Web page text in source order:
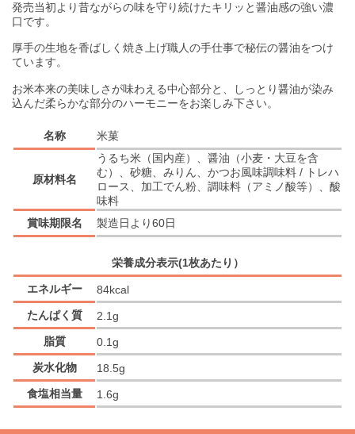
発売当初より昔ながらの味を守り続けたキリッと醤油感の強い濃
口です。
厚手の生地を香ばしく焼き上げ職人の手仕事で秘伝の醤油をつけ
ています。
お米本来の美味しさが味わえる中心部分と、しっとり醤油が染み
込んだ柔らかな部分のハーモニーをお楽しみ下さい。
名称 米菓
原材料名
うるち米（国内産）、醤油（小麦・大豆を含
む）、砂糖、みりん、かつお風味調味料 / トレハ
ロース、加工でん粉、調味料（アミノ酸等）、酸
味料
賞味期限名
製造日より60日
栄養成分表示(1枚あたり）
エネルギー
84kcal
たんぱく質
2.1g
脂質
0.1g
炭水化物
18.5g
食塩相当量
1.6g